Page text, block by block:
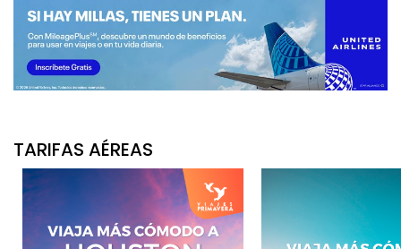
TARIFAS AÉREAS